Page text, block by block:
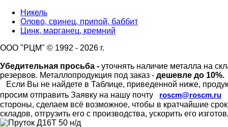
Никель
Олово, свинец, припой, баббит
Цинк, марганец, кремний
ООО "РЦМ" © 1992 - 2026 г.
Убедительная просьба - уточнять наличие металла на
резервов. Металлопродукция под заказ - дешевле до 10%.
Если Вы не найдете в Таблице, приведенной ниже,
просим отправить Заявку на нашу почту
roscm@roscm.ru
стороны, сделаем всё возможное, чтобы в кратчайшие
складов, отгрузить его с производства, ускорить его